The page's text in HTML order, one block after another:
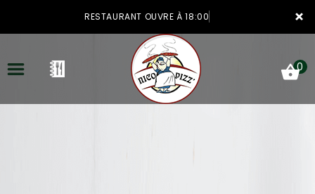
×
RESTAURANT OUVRE À 18:00
0